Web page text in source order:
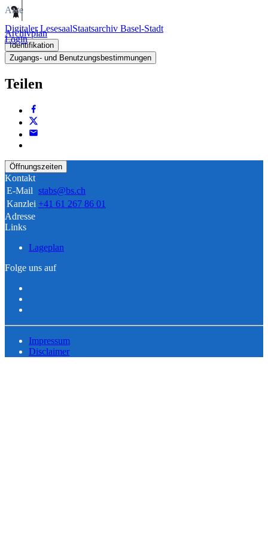
Digitaler LesesaalStaatsarchiv Basel-Stadt
Login
Akte
Archivplan
Identifikation
Zugangs- und Benutzungsbestimmungen
Teilen
Öffnungszeiten
Kontakt
E-Mail stabs@bs.ch
Kanzlei +41 61 267 86 01
Adresse
Links
Lageplan
Folge uns auf
Impressum
Disclaimer